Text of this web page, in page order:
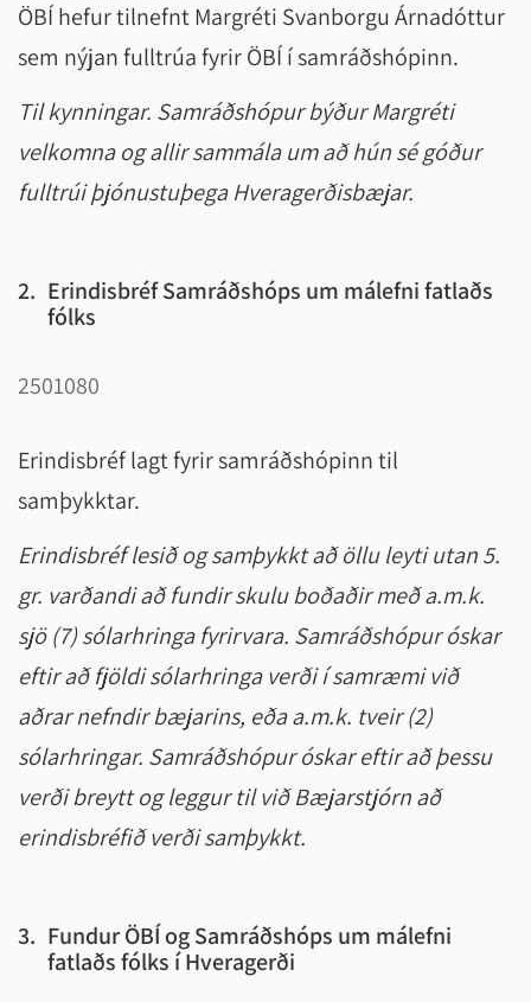
ÖBÍ hefur tilnefnt Margréti Svanborgu Árnadóttur
sem nýjan fulltrúa fyrir ÖBÍ í samráðshópinn.
Til kynningar. Samráðshópur býður Margréti
velkomna og allir sammála um að hún sé góður
fulltrúi þjónustuþega Hveragerðisbæjar.
2. Erindisbréf Samráðshóps um málefni fatlaðs
fólks
2501080
Erindisbréf lagt fyrir samráðshópinn til
samþykktar.
Erindisbréf lesið og samþykkt að öllu leyti utan 5.
gr. varðandi að fundir skulu boðaðir með a.m.k.
sjö (7) sólarhringa fyrirvara. Samráðshópur óskar
eftir að fjöldi sólarhringa verði í samræmi við
aðrar nefndir bæjarins, eða a.m.k. tveir (2)
sólarhringar. Samráðshópur óskar eftir að þessu
verði breytt og leggur til við Bæjarstjórn að
erindisbréfið verði samþykkt.
3. Fundur ÖBÍ og Samráðshóps um málefni
fatlaðs fólks í Hveragerði